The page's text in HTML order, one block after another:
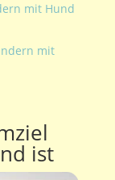
mit Hund
mit
ist